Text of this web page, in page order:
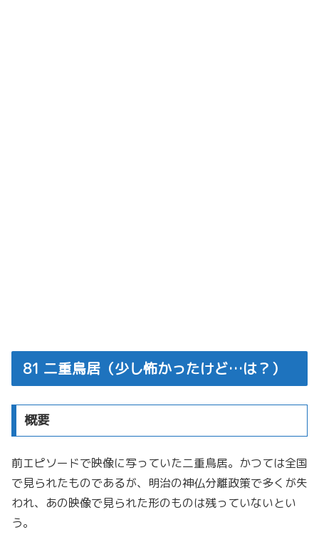
81 二重鳥居（少し怖かったけど…は？）
概要
前エピソードで映像に写っていた二重鳥居。かつては全国
で見られたものであるが、明治の神仏分離政策で多くが失
われ、あの映像で見られた形のものは残っていないとい
う。